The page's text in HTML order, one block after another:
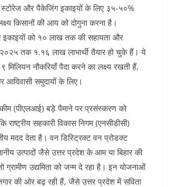
स्टोरेज और पैकेजिंग इकाइयों के लिए ३५-५०%
किसानों की आय को दोगुना करना है।
इकाइयों को १० लाख तक की सहायता और
तक १.१६ लाख लाभार्थी तैयार हो चुके हैं। ये
९ मिलियन नौकरियाँ पैदा करने का लक्ष्य रखती हैं,
समुदायों के लिए।
(पीएलआई) बड़े पैमाने पर प्रसंस्करण को
राष्ट्रीय सहकारी विकास निगम (एनसीडीसी)
मदद देता है। वन डिस्ट्रिक्ट वन प्रोडक्ट
उत्पादों जैसे उत्तर प्रदेश के आम या बिहार की
ग्रामीण उद्यमिता को जन्म दे रहा है। इन योजनाओं
की ओर बढ़ रही हैं, जैसे उत्तर प्रदेश में सविता